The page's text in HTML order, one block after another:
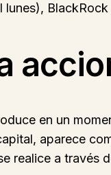
lunes),
en un
aparece
realice a través